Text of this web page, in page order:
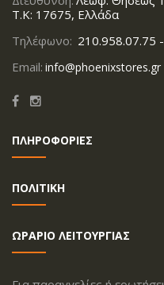
Τ.Κ: 17675, Ελλάδα
Τηλέφωνο: 210.958.07.75
Email: info@phoenixstores.gr
ΠΛΗΡΟΦΟΡΙΕΣ
ΠΟΛΙΤΙΚΗ
ΩΡΑΡΙΟ ΛΕΙΤΟΥΡΓΙΑΣ